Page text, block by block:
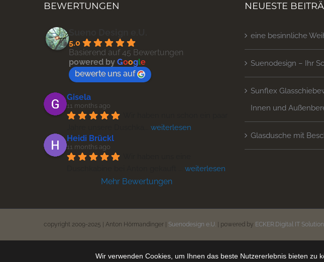
BEWERTUNGEN
5.0
Basierend auf 45 Bewertungen
powered by Google
bewerte uns auf
Gisela
11 months ago
weiterlesen
Heidi Brückl
11 months ago
weiterlesen
Mehr Bewertungen
NEUESTE
eine besinnliche
Suenodesign – Ihr
Sunflex
Innen und
Glasdusche mit
copyright 2009-2025 | Anton Hörmandinger | Suenodesign e.U. | powered by ECKER.Digital IT
Wir verwenden Cookies, um Ihnen das beste Nutzererlebnis bieten